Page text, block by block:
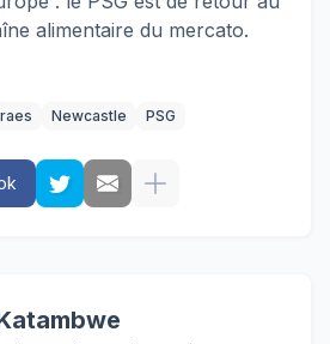
alimentaire du mercato.
Newcastle PSG